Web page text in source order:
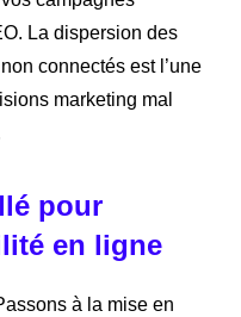
La dispersion des
connectés est l’une
marketing mal
pour
en ligne
à la mise en